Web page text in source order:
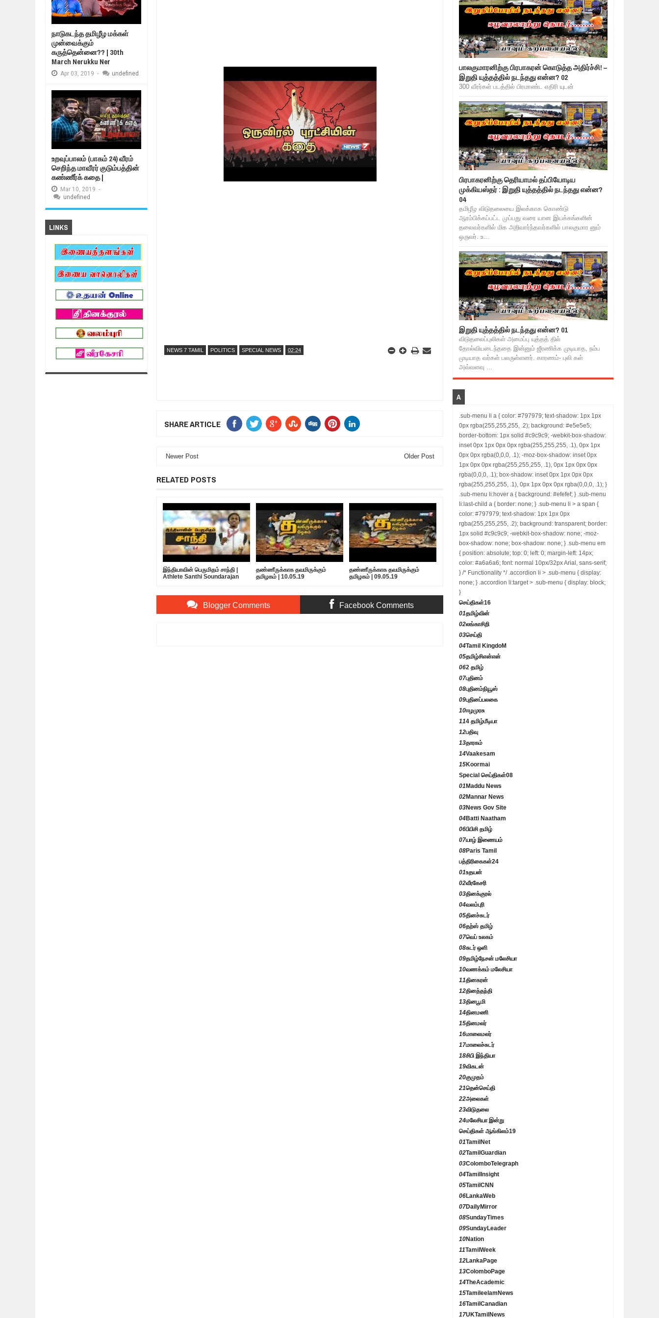
NEWS 7 TAMIL POLITICS SPECIAL NEWS 02:24
SHARE ARTICLE
Newer Post Older Post
RELATED POSTS
இந்தியாவின் பெருமிதம் சாந்தி |
Athlete Santhi Soundarajan
தண்ணீருக்காக தவமிருக்கும்
தமிழகம் | 10.05.19
தண்ணீருக்காக தவமிருக்கும்
தமிழகம் | 09.05.19
Blogger Comments Facebook Comments
நாடுகடந்த தமிழீழ மக்கள்
முன்வைக்கும்
கருத்தென்னை?? | 30th
March Nerukku Ner
Apr 03, 2019 - undefined
உறவுப்பாலம் (பாகம் 24) வீரம்
செறிந்த மாவீரர் குடும்பத்தின்
கண்ணீர்க் கதை |
Mar 10, 2019 -
undefined
LINKS
பாலகுமாரனிற்கு பிரபாகரன் கொடுத்த அதிர்ச்சி! –
இறுதி யுத்தத்தில் நடந்தது என்ன? 02
300 வீரர்கள் படத்தில் பிரமாண்ட எதிரி யுடன்
பிரபாகரனிற்கு தெரியாமல் தப்பியோடிய
முக்கியஸ்தர் : இறுதி யுத்தத்தில் நடந்தது என்ன?
04
தமிழீழ விடுதலையை இலக்காக கொண்டு
ஆரம்பிக்கப்பட்ட முப்பது வரை யான இயக்கங்களின்
தலைவர்களில் மிக அறிவார்ந்தவர்களில் பாலகுமார னும்
ஒருவர். உ...
இறுதி யுத்தத்தில் நடந்தது என்ன? 01
விடுதலைப்புலிகள் அமைப்பு யுத்தத் தில்
தோல்வியடைந்ததை இன்னும் ஜீரணிக்க முடியாத, நம்ப
முடியாத வர்கள் பலருள்ளனர். காரணம்- புலி கள்
அவ்வளவு ...
A
.sub-menu li a { color: #797979; text-shadow: 1px 1px
0px rgba(255,255,255, .2); background: #e5e5e5;
border-bottom: 1px solid #c9c9c9; -webkit-box-shadow:
inset 0px 1px 0px 0px rgba(255,255,255, .1), 0px 1px
0px 0px rgba(0,0,0, .1); -moz-box-shadow: inset 0px
1px 0px 0px rgba(255,255,255, .1), 0px 1px 0px 0px
rgba(0,0,0, .1); box-shadow: inset 0px 1px 0px 0px
rgba(255,255,255, .1), 0px 1px 0px 0px rgba(0,0,0, .1); }
.sub-menu li:hover a { background: #efefef; } .sub-menu
li:last-child a { border: none; } .sub-menu li > a span {
color: #797979; text-shadow: 1px 1px 0px
rgba(255,255,255, .2); background: transparent; border:
1px solid #c9c9c9; -webkit-box-shadow: none; -moz-
box-shadow: none; box-shadow: none; } .sub-menu em
{ position: absolute; top: 0; left: 0; margin-left: 14px;
color: #a6a6a6; font: normal 10px/32px Arial, sans-serif;
} /* Functionality */ .accordion li > .sub-menu { display:
none; } .accordion li:target > .sub-menu { display: block;
}
செய்திகள்16
01தமிழ்வின்
02லங்காசிறி
03செய்தி
04Tamil KingdoM
05தமிழ்சிஎன்என்
062 தமிழ்
07புதினம்
08புதினம்நியூஸ்
09புதினப்பலகை
10ஈழமுரசு
114 தமிழ்மீடியா
12பதிவு
13தாரகம்
14Vaakesam
15Koormai
Special செய்திகள்08
01 Maddu News
02Mannar News
03News Gov Site
04Batti Naatham
06பிபிசி தமிழ்
07யாழ் இணையம்
08Paris Tamil
பத்திரிகைகள்24
01உதயன்
02வீரகேசரி
03தினக்குரல்
04வலம்புரி
05தினச்சுடர்
06தற்ஸ் தமிழ்
07வெப் உலகம்
08சுடர் ஒளி
09தமிழ்நேசன் மலேசியா
10வணக்கம் மலேசியா
11தினகரன்
12தினத்தந்தி
13தினபூமி
14தினமணி
15தினமலர்
16மாலைமலர்
17மாலைச்சுடர்
18சிபி இந்தியா
19விகடன்
20குமுதம்
21தென்செய்தி
22அலைகள்
23விடுதலை
24மலேசியா இன்று
செய்திகள் ஆங்கிலம்19
01TamilNet
02TamilGuardian
03ColomboTelegraph
04TamilInsight
05TamilCNN
06LankaWeb
07DailyMirror
08SundayTimes
09SundayLeader
10Nation
11TamilWeek
12LankaPage
13ColomboPage
14TheAcademic
15TamileelamNews
16TamilCanadian
17UKTamilNews